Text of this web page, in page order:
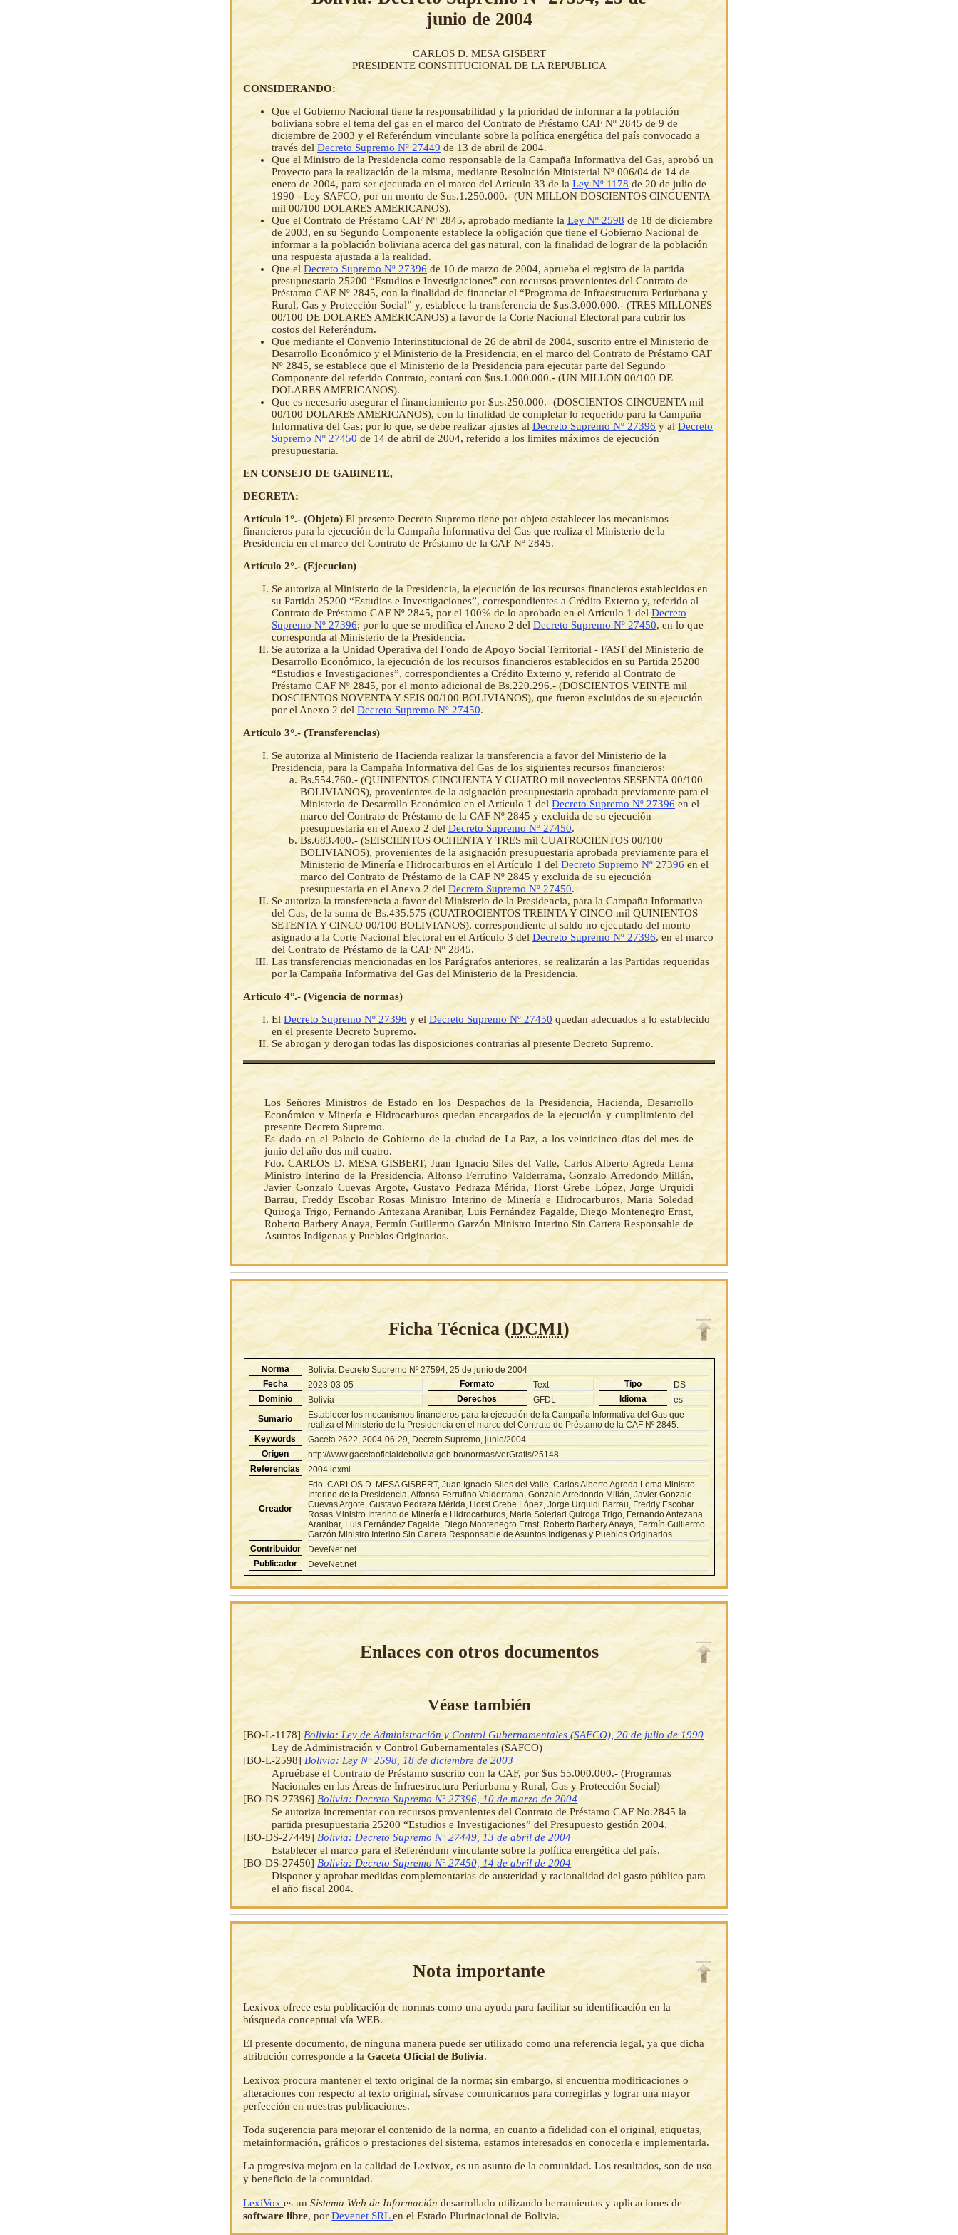
junio de 2004
CARLOS D. MESA GISBERT
PRESIDENTE CONSTITUCIONAL DE LA REPUBLICA
CONSIDERANDO:
Que el Gobierno Nacional tiene la responsabilidad y la prioridad de informar a la población
boliviana sobre el tema del gas en el marco del Contrato de Préstamo CAF Nº 2845 de 9 de
diciembre de 2003 y el Referéndum vinculante sobre la política energética del país convocado a
través del Decreto Supremo Nº 27449 de 13 de abril de 2004.
Que el Ministro de la Presidencia como responsable de la Campaña Informativa del Gas, aprobó un
Proyecto para la realización de la misma, mediante Resolución Ministerial Nº 006/04 de 14 de
enero de 2004, para ser ejecutada en el marco del Artículo 33 de la Ley Nº 1178 de 20 de julio de
1990 - Ley SAFCO, por un monto de $us.1.250.000.- (UN MILLON DOSCIENTOS CINCUENTA
mil 00/100 DOLARES AMERICANOS).
Que el Contrato de Préstamo CAF Nº 2845, aprobado mediante la Ley Nº 2598 de 18 de diciembre
de 2003, en su Segundo Componente establece la obligación que tiene el Gobierno Nacional de
informar a la población boliviana acerca del gas natural, con la finalidad de lograr de la población
una respuesta ajustada a la realidad.
Que elDecreto Supremo Nº 27396 de 10 de marzo de 2004, aprueba el registro de la partida
presupuestaria 25200 “Estudios e Investigaciones” con recursos provenientes del Contrato de
Préstamo CAF Nº 2845, con la finalidad de financiar el “Programa de Infraestructura Periurbana y
Rural, Gas y Protección Social” y, establece la transferencia de $us.3.000.000.- (TRES MILLONES
00/100 DE DOLARES AMERICANOS) a favor de la Corte Nacional Electoral para cubrir los
costos del Referéndum.
Que mediante el Convenio Interinstitucional de 26 de abril de 2004, suscrito entre el Ministerio de
Desarrollo Económico y el Ministerio de la Presidencia, en el marco del Contrato de Préstamo CAF
Nº 2845, se establece que el Ministerio de la Presidencia para ejecutar parte del Segundo
Componente del referido Contrato, contará con $us.1.000.000.- (UN MILLON 00/100 DE
DOLARES AMERICANOS).
Que es necesario asegurar el financiamiento por $us.250.000.- (DOSCIENTOS CINCUENTA mil
00/100 DOLARES AMERICANOS), con la finalidad de completar lo requerido para la Campaña
Informativa del Gas; por lo que, se debe realizar ajustes al Decreto Supremo Nº 27396 y al Decreto
Supremo Nº 27450 de 14 de abril de 2004, referido a los limites máximos de ejecución
presupuestaria.
EN CONSEJO DE GABINETE,
DECRETA:
Artículo 1°.- (Objeto) El presente Decreto Supremo tiene por objeto establecer los mecanismos
financieros para la ejecución de la Campaña Informativa del Gas que realiza el Ministerio de la
Presidencia en el marco del Contrato de Préstamo de la CAF Nº 2845.
Artículo 2°.- (Ejecucion)
Se autoriza al Ministerio de la Presidencia, la ejecución de los recursos financieros establecidos en
su Partida 25200 “Estudios e Investigaciones”, correspondientes a Crédito Externo y, referido al
Contrato de Préstamo CAF Nº 2845, por el 100% de lo aprobado en el Artículo 1 del Decreto
Supremo Nº 27396; por lo que se modifica el Anexo 2 del Decreto Supremo Nº 27450, en lo que
corresponda al Ministerio de la Presidencia.
Se autoriza a la Unidad Operativa del Fondo de Apoyo Social Territorial - FAST del Ministerio de
Desarrollo Económico, la ejecución de los recursos financieros establecidos en su Partida 25200
“Estudios e Investigaciones”, correspondientes a Crédito Externo y, referido al Contrato de
Préstamo CAF Nº 2845, por el monto adicional de Bs.220.296.- (DOSCIENTOS VEINTE mil
DOSCIENTOS NOVENTA Y SEIS 00/100 BOLIVIANOS), que fueron excluidos de su ejecución
por el Anexo 2 del Decreto Supremo Nº 27450.
Artículo 3°.- (Transferencias)
Se autoriza al Ministerio de Hacienda realizar la transferencia a favor del Ministerio de la
Presidencia, para la Campaña Informativa del Gas de los siguientes recursos financieros:
Bs.554.760.- (QUINIENTOS CINCUENTA Y CUATRO mil novecientos SESENTA 00/100
BOLIVIANOS), provenientes de la asignación presupuestaria aprobada previamente para el
Ministerio de Desarrollo Económico en el Artículo 1 del Decreto Supremo Nº 27396 en el
marco del Contrato de Préstamo de la CAF Nº 2845 y excluida de su ejecución
presupuestaria en el Anexo 2 del Decreto Supremo Nº 27450.
Bs.683.400.- (SEISCIENTOS OCHENTA Y TRES mil CUATROCIENTOS 00/100
BOLIVIANOS), provenientes de la asignación presupuestaria aprobada previamente para el
Ministerio de Minería e Hidrocarburos en el Artículo 1 del Decreto Supremo Nº 27396 en el
marco del Contrato de Préstamo de la CAF Nº 2845 y excluida de su ejecución
presupuestaria en el Anexo 2 del Decreto Supremo Nº 27450.
Se autoriza la transferencia a favor del Ministerio de la Presidencia, para la Campaña Informativa
del Gas, de la suma de Bs.435.575 (CUATROCIENTOS TREINTA Y CINCO mil QUINIENTOS
SETENTA Y CINCO 00/100 BOLIVIANOS), correspondiente al saldo no ejecutado del monto
asignado a la Corte Nacional Electoral en el Artículo 3 del Decreto Supremo Nº 27396, en el marco
del Contrato de Préstamo de la CAF Nº 2845.
Las transferencias mencionadas en los Parágrafos anteriores, se realizarán a las Partidas requeridas
por la Campaña Informativa del Gas del Ministerio de la Presidencia.
Artículo 4°.- (Vigencia de normas)
El Decreto Supremo Nº 27396 y elDecreto Supremo Nº 27450 quedan adecuados a lo establecido
en el presente Decreto Supremo.
Se abrogan y derogan todas las disposiciones contrarias al presente Decreto Supremo.
Los Señores Ministros de Estado en los Despachos de la Presidencia, Hacienda, Desarrollo
Económico y Minería e Hidrocarburos quedan encargados de la ejecución y cumplimiento del
presente Decreto Supremo.
Es dado en el Palacio de Gobierno de la ciudad de La Paz, a los veinticinco días del mes de
junio del año dos mil cuatro.
Fdo. CARLOS D. MESA GISBERT, Juan Ignacio Siles del Valle, Carlos Alberto Agreda Lema
Ministro Interino de la Presidencia, Alfonso Ferrufino Valderrama, Gonzalo Arredondo Millán,
Javier Gonzalo Cuevas Argote, Gustavo Pedraza Mérida, Horst Grebe López, Jorge Urquidi
Barrau, Freddy Escobar Rosas Ministro Interino de Minería e Hidrocarburos, Maria Soledad
Quiroga Trigo, Fernando Antezana Aranibar, Luis Fernández Fagalde, Diego Montenegro Ernst,
Roberto Barbery Anaya, Fermín Guillermo Garzón Ministro Interino Sin Cartera Responsable de
Asuntos Indígenas y Pueblos Originarios.
Ficha Técnica (DCMI)
Norma
Bolivia: Decreto Supremo Nº 27594, 25 de junio de 2004
Fecha
2023-03-05 Formato Text Tipo
DS
Dominio
Bolivia Derechos GFDL Idioma
es
Sumario
Establecer los mecanismos financieros para la ejecución de la Campaña Informativa del Gas que
realiza el Ministerio de la Presidencia en el marco del Contrato de Préstamo de la CAF Nº 2845.
Keywords
Gaceta 2622, 2004-06-29, Decreto Supremo, junio/2004
Origen
http://www.gacetaoficialdebolivia.gob.bo/normas/verGratis/25148
Referencias
2004.lexml
Creador
Fdo. CARLOS D. MESA GISBERT, Juan Ignacio Siles del Valle, Carlos Alberto Agreda Lema Ministro
Interino de la Presidencia, Alfonso Ferrufino Valderrama, Gonzalo Arredondo Millán, Javier Gonzalo
Cuevas Argote, Gustavo Pedraza Mérida, Horst Grebe López, Jorge Urquidi Barrau, Freddy Escobar
Rosas Ministro Interino de Minería e Hidrocarburos, Maria Soledad Quiroga Trigo, Fernando Antezana
Aranibar, Luis Fernández Fagalde, Diego Montenegro Ernst, Roberto Barbery Anaya, Fermín Guillermo
Garzón Ministro Interino Sin Cartera Responsable de Asuntos Indígenas y Pueblos Originarios.
Contribuidor
DeveNet.net
Publicador
DeveNet.net
Enlaces con otros documentos
Véase también
[BO-L-1178] Bolivia: Ley de Administración y Control Gubernamentales (SAFCO), 20 de julio de 1990
Ley de Administración y Control Gubernamentales (SAFCO)
[BO-L-2598] Bolivia: Ley Nº 2598, 18 de diciembre de 2003
Apruébase el Contrato de Préstamo suscrito con la CAF, por $us 55.000.000.- (Programas
Nacionales en las Áreas de Infraestructura Periurbana y Rural, Gas y Protección Social)
[BO-DS-27396] Bolivia: Decreto Supremo Nº 27396, 10 de marzo de 2004
Se autoriza incrementar con recursos provenientes del Contrato de Préstamo CAF No.2845 la
partida presupuestaria 25200 “Estudios e Investigaciones” del Presupuesto gestión 2004.
[BO-DS-27449] Bolivia: Decreto Supremo Nº 27449, 13 de abril de 2004
Establecer el marco para el Referéndum vinculante sobre la política energética del país.
[BO-DS-27450] Bolivia: Decreto Supremo Nº 27450, 14 de abril de 2004
Disponer y aprobar medidas complementarias de austeridad y racionalidad del gasto público para
el año fiscal 2004.
Nota importante
Lexivox ofrece esta publicación de normas como una ayuda para facilitar su identificación en la
búsqueda conceptual vía WEB.
El presente documento, de ninguna manera puede ser utilizado como una referencia legal, ya que dicha
atribución corresponde a laGaceta Oficial de Bolivia.
Lexivox procura mantener el texto original de la norma; sin embargo, si encuentra modificaciones o
alteraciones con respecto al texto original, sírvase comunicarnos para corregirlas y lograr una mayor
perfección en nuestras publicaciones.
Toda sugerencia para mejorar el contenido de la norma, en cuanto a fidelidad con el original, etiquetas,
metainformación, gráficos o prestaciones del sistema, estamos interesados en conocerla e implementarla.
La progresiva mejora en la calidad de Lexivox, es un asunto de la comunidad. Los resultados, son de uso
y beneficio de la comunidad.
LexiVoxes unSistema Web de Información desarrollado utilizando herramientas y aplicaciones de
software libre, porDevenet SRLen el Estado Plurinacional de Bolivia.